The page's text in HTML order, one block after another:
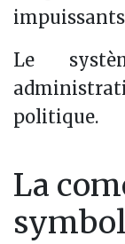
Le
politique.
La